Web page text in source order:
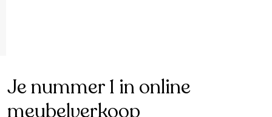
Je nummer 1 in online
meubelverkoop